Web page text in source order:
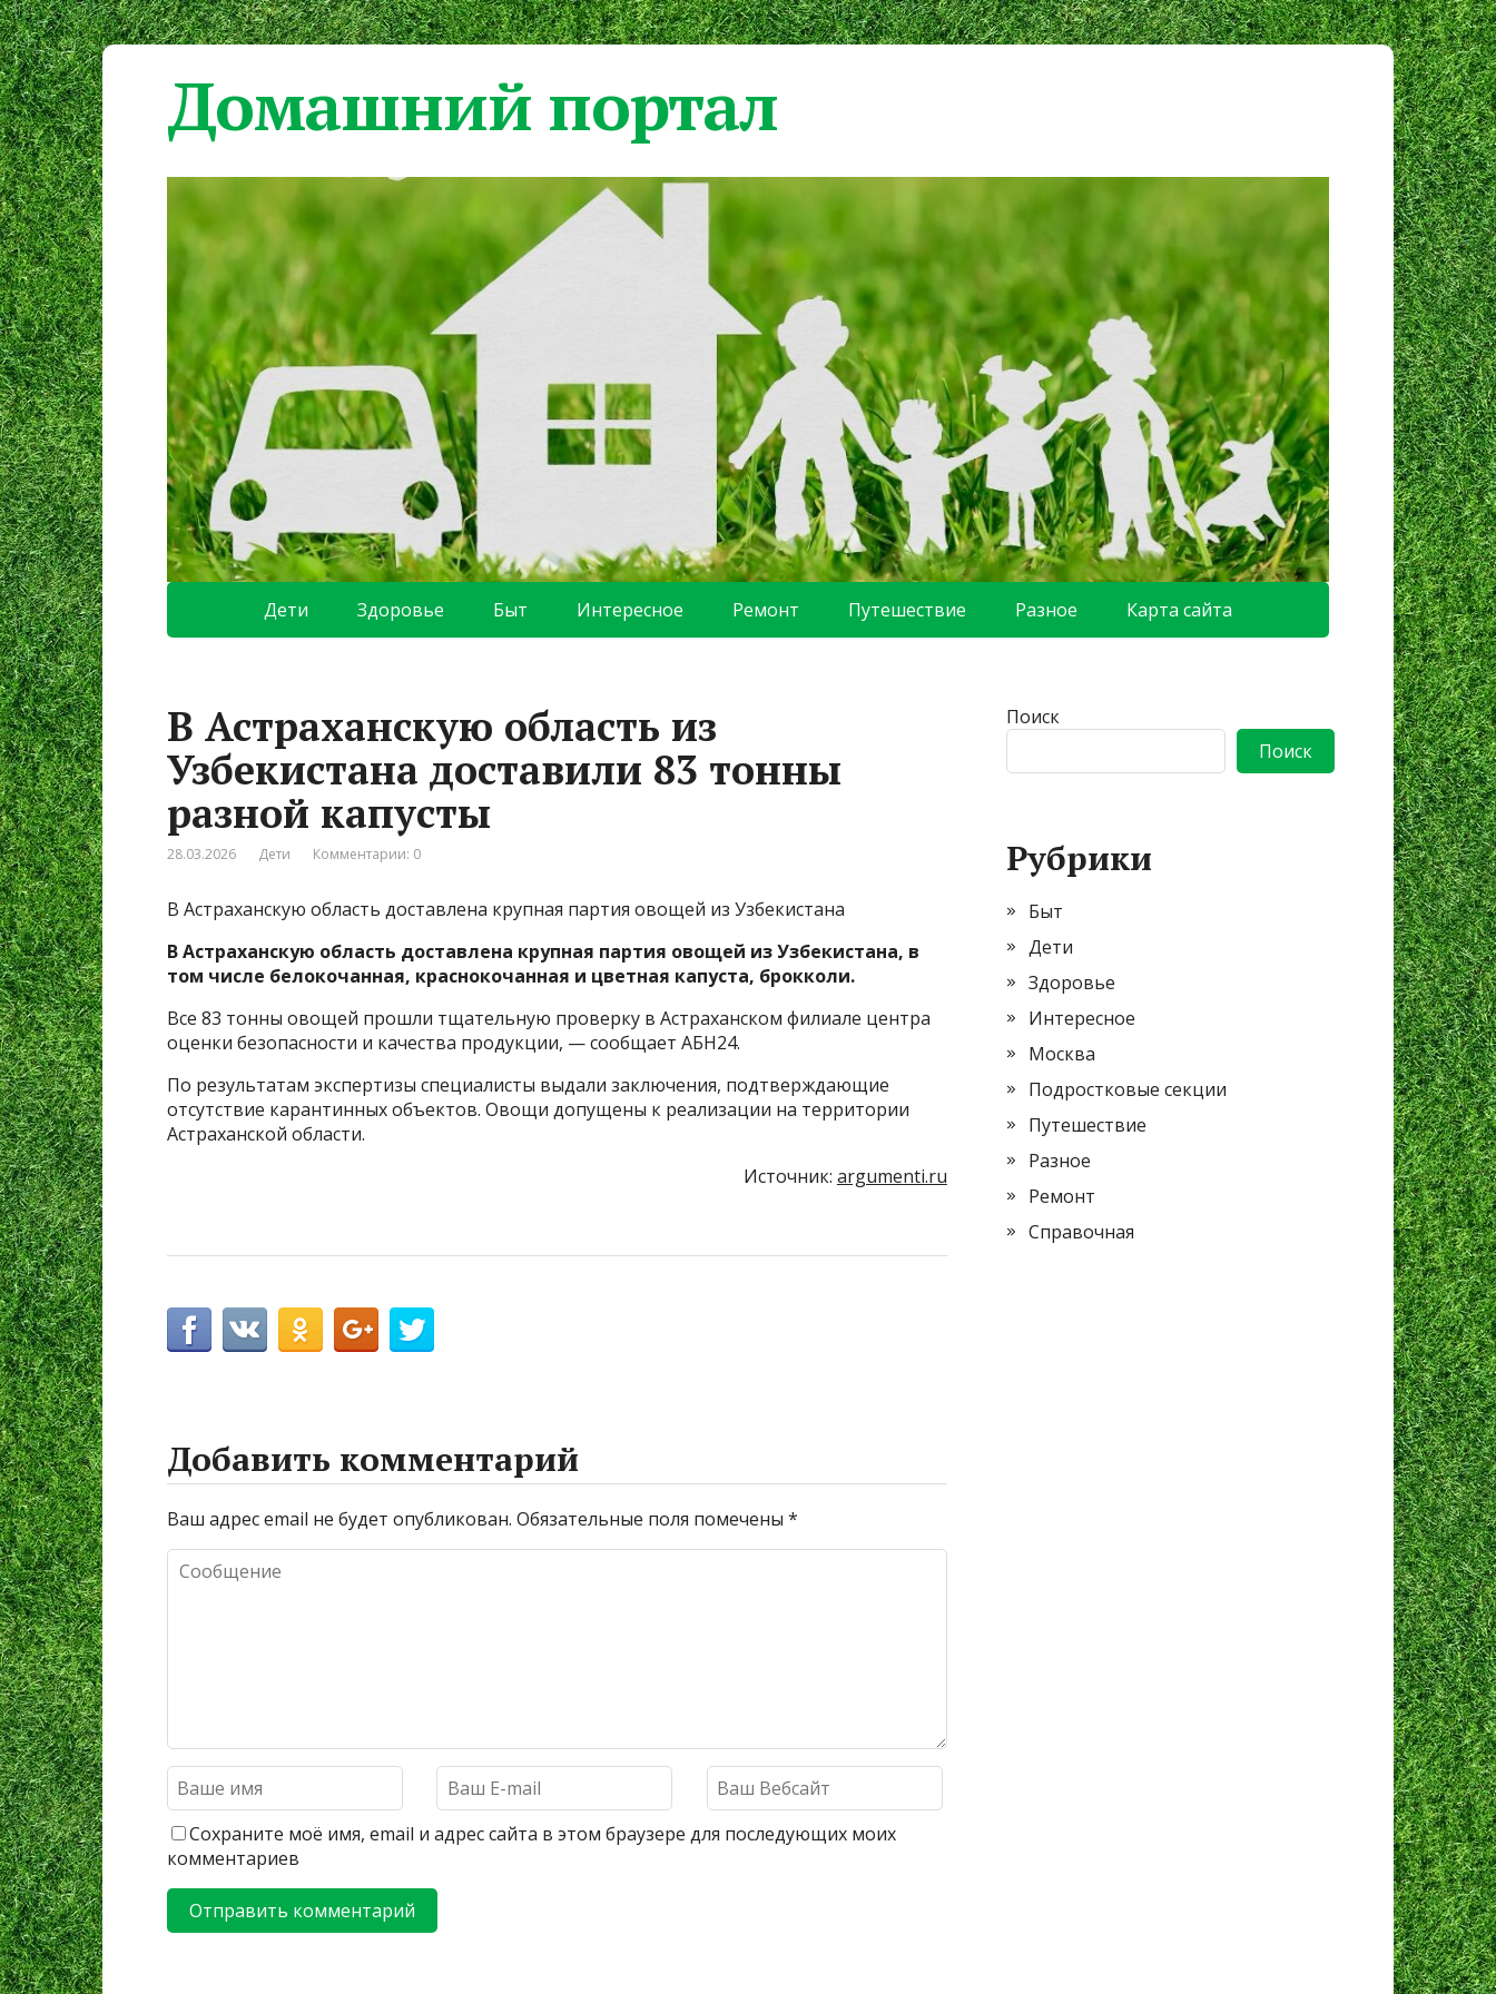
Домашний портал
Дети Здоровье Быт Интересное Ремонт Путешествие Разное Карта сайта
В Астраханскую область из
Узбекистана доставили 83 тонны
разной капусты
28.03.2026 Дети Комментарии: 0
В Астраханскую область доставлена крупная партия овощей из Узбекистана
В Астраханскую область доставлена крупная партия овощей из Узбекистана, в
том числе белокочанная, краснокочанная и цветная капуста, брокколи.
Все 83 тонны овощей прошли тщательную проверку в Астраханском филиале центра
оценки безопасности и качества продукции, — сообщает АБН24.
По результатам экспертизы специалисты выдали заключения, подтверждающие
отсутствие карантинных объектов. Овощи допущены к реализации на территории
Астраханской области.
Источник: argumenti.ru
Добавить комментарий
Ваш адрес email не будет опубликован. Обязательные поля помечены *
Сохраните моё имя, email и адрес сайта в этом браузере для последующих моих
комментариев
Поиск
Поиск
Рубрики
Быт
Дети
Здоровье
Интересное
Москва
Подростковые секции
Путешествие
Разное
Ремонт
Справочная